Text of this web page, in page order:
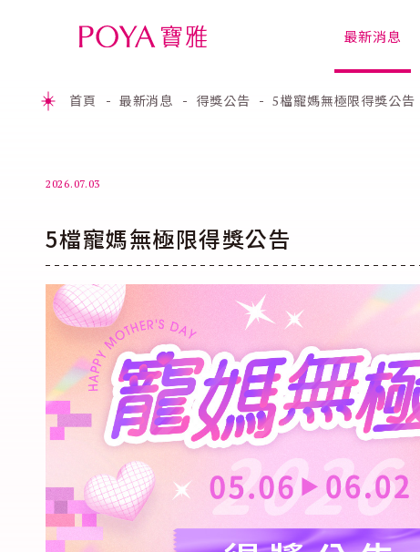
最新消息
首頁 最新消息 得獎公告 5檔寵媽無極限得獎公告
2026.07.03
5檔寵媽無極限得獎公告